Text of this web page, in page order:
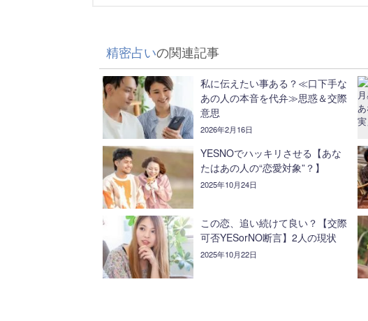
精密占いの関連記事
私に伝えたい事ある？≪口下手な
あの人の本音を代弁≫思惑＆交際
意思
2026年2月16日
YESNOでハッキリさせる【あな
たはあの人の“恋愛対象”？】
2025年10月24日
この恋、追い続けて良い？【交際
可否YESorNO断言】2人の現状
2025年10月22日